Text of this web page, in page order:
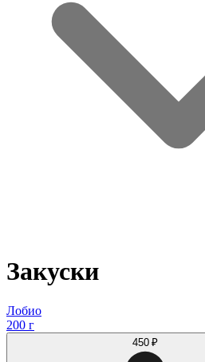
Закуски
Лобио
200 г
450 ₽